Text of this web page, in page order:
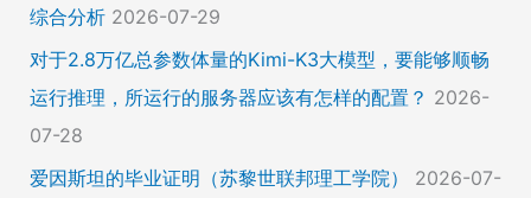
综合分析 2026-07-29
对于2.8万亿总参数体量的Kimi-K3大模型，要能够顺畅
运行推理，所运行的服务器应该有怎样的配置？ 2026-
07-28
爱因斯坦的毕业证明（苏黎世联邦理工学院）
2026-07-